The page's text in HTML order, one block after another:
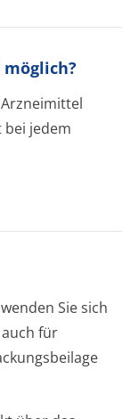
bei jedem
Sie sich
für